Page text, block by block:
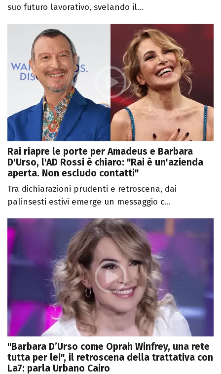
suo futuro lavorativo, svelando il...
Rai riapre le porte per Amadeus e Barbara
D'Urso, l'AD Rossi è chiaro: "Rai è un'azienda
aperta. Non escludo contatti"
Tra dichiarazioni prudenti e retroscena, dai
palinsesti estivi emerge un messaggio c...
"Barbara D’Urso come Oprah Winfrey, una rete
tutta per lei", il retroscena della trattativa con
La7: parla Urbano Cairo